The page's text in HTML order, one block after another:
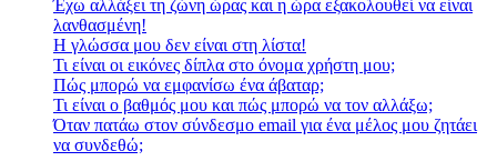
Έχω αλλάξει τη ζώνη ώρας και η ώρα εξακολουθεί να είναι
λανθασμένη!
Η γλώσσα μου δεν είναι στη λίστα!
Τι είναι οι εικόνες δίπλα στο όνομα χρήστη μου;
Πώς μπορώ να εμφανίσω ένα άβαταρ;
Τι είναι ο βαθμός μου και πώς μπορώ να τον αλλάξω;
Όταν πατάω στον σύνδεσμο email για ένα μέλος μου ζητάει
να συνδεθώ;